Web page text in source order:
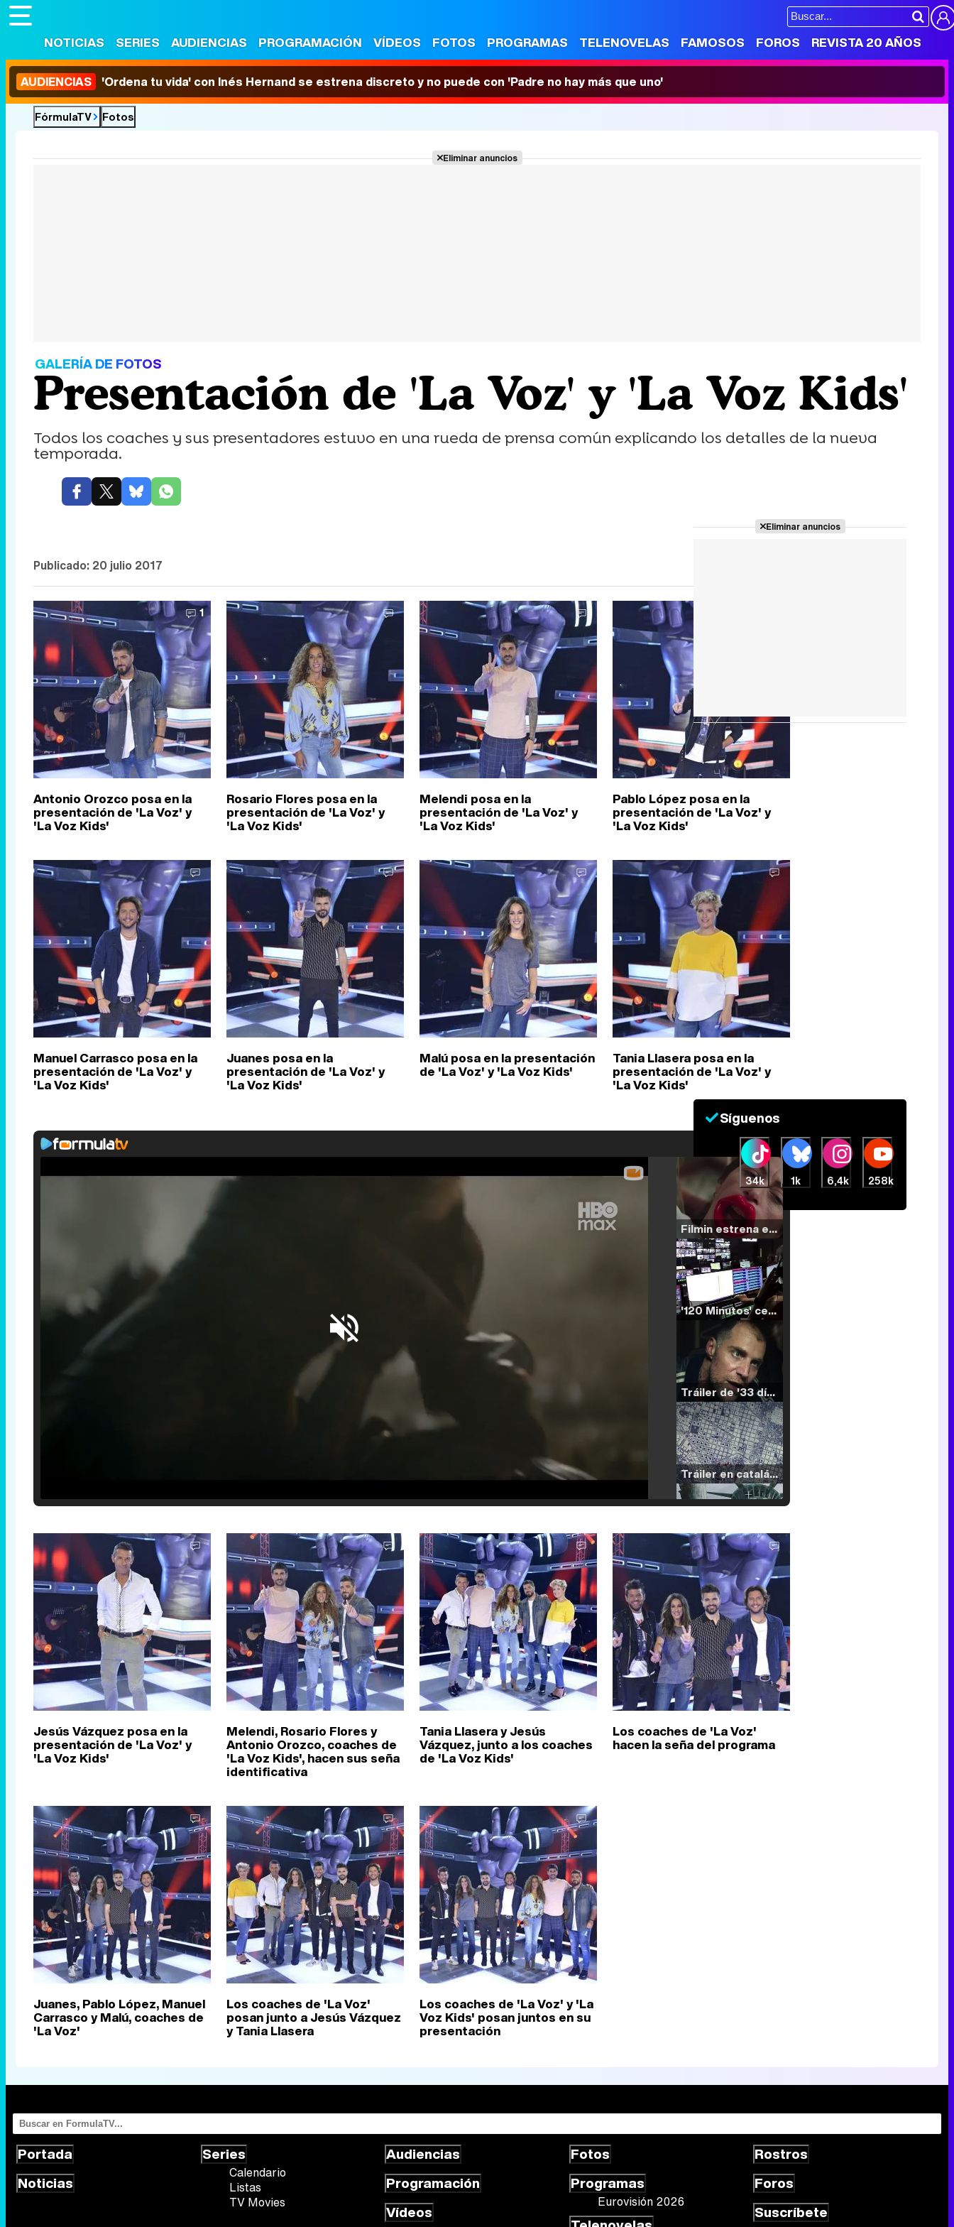
NOTICIAS SERIES AUDIENCIAS PROGRAMACIÓN VÍDEOS FOTOS PROGRAMAS TELENOVELAS FAMOSOS FOROS REVISTA 20 AÑOS
AUDIENCIAS 'Ordena tu vida' con Inés Hernand se estrena discreto y no puede con 'Padre no hay más que uno'
FórmulaTV Fotos
Eliminar anuncios
GALERÍA DE FOTOS
Presentación de 'La Voz' y 'La Voz Kids'
Todos los coaches y sus presentadores estuvo en una rueda de prensa común explicando los detalles de la nueva
temporada.
Publicado: 20 julio 2017
1
Antonio Orozco posa en la
presentación de 'La Voz' y
'La Voz Kids'
Rosario Flores posa en la
presentación de 'La Voz' y
'La Voz Kids'
Melendi posa en la
presentación de 'La Voz' y
'La Voz Kids'
Pablo López posa en la
presentación de 'La Voz' y
'La Voz Kids'
Manuel Carrasco posa en la
presentación de 'La Voz' y
'La Voz Kids'
Filmin estrena el tráiler de 'Millennial Mal', su nueva comedia universitaria de la mano de Lorena Iglesias
'120 Minutos' celebra sus 2.000 programas en Telemadrid con un vídeo del día a día en la redacción
Tráiler de '33 días', la nueva serie de Atresplayer con Julián Villagrán y José Manuel Poga
Tráiler en catalán de 'Ravalear', la nueva serie de HBO Max sobre los fondos buitre
Tráiler de la tercera temporada de 'The Walking Dead: Dead City' de AMC+
Canción ganadora de Eurovisión 2026: DARA con "Bangaranga" por Bulgaria
Juanes posa en la
presentación de 'La Voz' y
'La Voz Kids'
Malú posa en la presentación
de 'La Voz' y 'La Voz Kids'
Tania Llasera posa en la
presentación de 'La Voz' y
'La Voz Kids'
Jesús Vázquez posa en la
presentación de 'La Voz' y
'La Voz Kids'
Melendi, Rosario Flores y
Antonio Orozco, coaches de
'La Voz Kids', hacen sus seña
identificativa
Tania Llasera y Jesús
Vázquez, junto a los coaches
de 'La Voz Kids'
Los coaches de 'La Voz'
hacen la seña del programa
Juanes, Pablo López, Manuel
Carrasco y Malú, coaches de
'La Voz'
Los coaches de 'La Voz'
posan junto a Jesús Vázquez
y Tania Llasera
Los coaches de 'La Voz' y 'La
Voz Kids' posan juntos en su
presentación
Eliminar anuncios
Síguenos
34k 1k 6,4k 258k
Portada
Noticias
Series
Calendario
Listas
TV Movies
Audiencias
Programación
Vídeos
Fotos
Programas
Eurovisión 2026
Rostros
Foros
Suscríbete